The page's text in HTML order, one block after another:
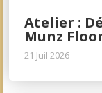
Atelier :
Munz
21 Juil 2026